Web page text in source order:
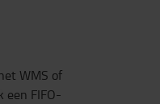
WMS of
FIFO-